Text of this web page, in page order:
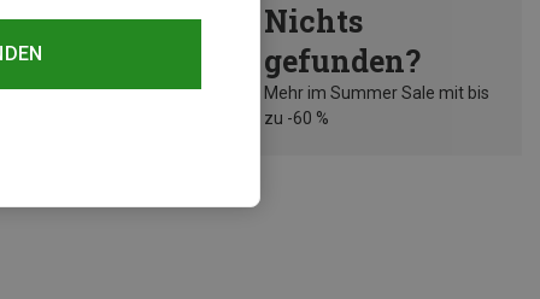
Nichts
gefunden?
Mehr im Summer Sale mit bis
zu -60 %